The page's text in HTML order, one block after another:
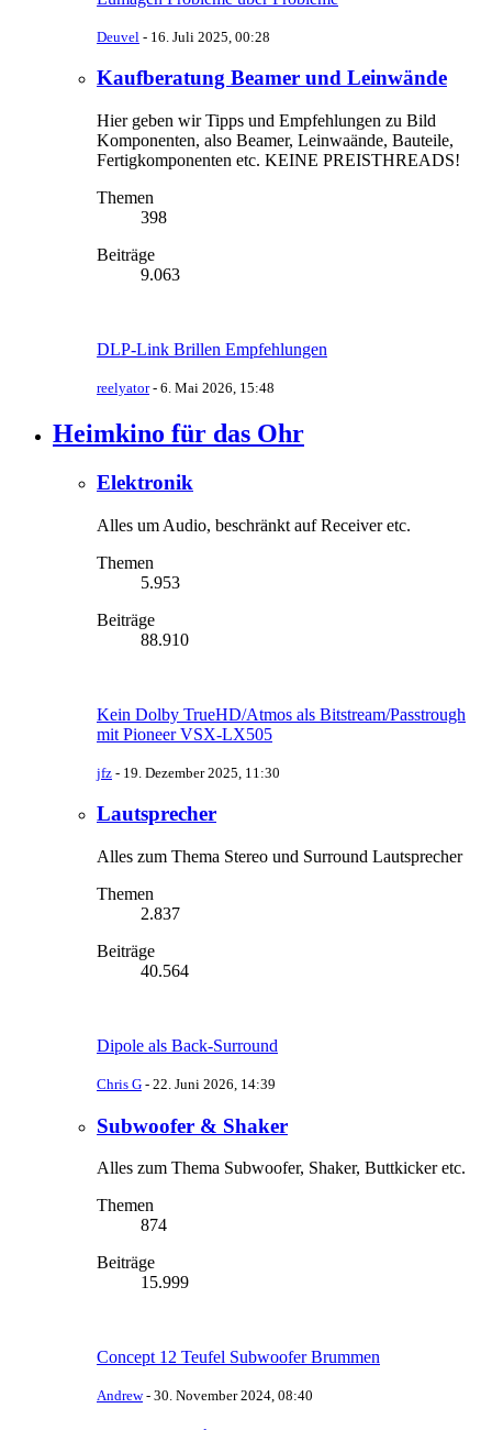
Deuvel - 16. Juli 2025, 00:28
Kaufberatung Beamer und Leinwände
Hier geben wir Tipps und Empfehlungen zu Bild
Komponenten, also Beamer, Leinwaände, Bauteile,
Fertigkomponenten etc. KEINE PREISTHREADS!
Themen
398
Beiträge
9.063
DLP-Link Brillen Empfehlungen
reelyator- 6. Mai 2026, 15:48
Heimkino für das Ohr
Elektronik
Alles um Audio, beschränkt auf Receiver etc.
Themen
5.953
Beiträge
88.910
Kein Dolby TrueHD/Atmos als Bitstream/Passtrough
mit Pioneer VSX-LX505
jfz - 19. Dezember 2025, 11:30
Lautsprecher
Alles zum Thema Stereo und Surround Lautsprecher
Themen
2.837
Beiträge
40.564
Dipole als Back-Surround
Chris G - 22. Juni 2026, 14:39
Subwoofer & Shaker
Alles zum Thema Subwoofer, Shaker, Buttkicker etc.
Themen
874
Beiträge
15.999
Concept 12 Teufel Subwoofer Brummen
Andrew- 30. November 2024, 08:40